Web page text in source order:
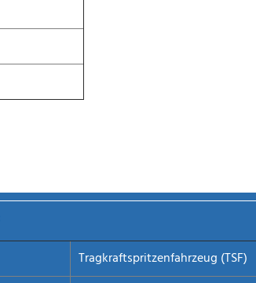
Tragkraftspritzenfahrzeug (TSF)